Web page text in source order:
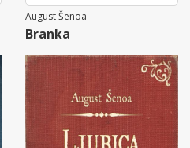
August Šenoa
Branka